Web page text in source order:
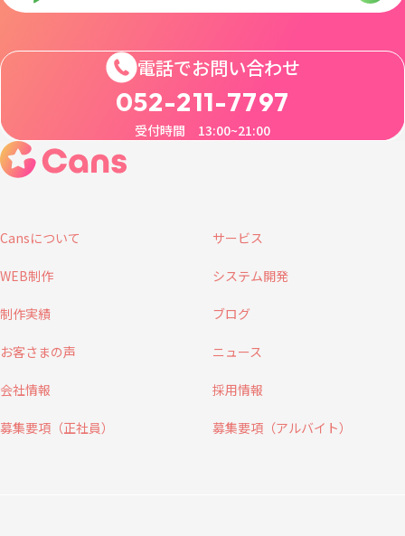
電話でお問い合わせ
052-211-7797
受付時間 13:00~21:00
Cansについて サービス
WEB制作 システム開発
制作実績 ブログ
お客さまの声 ニュース
会社情報 採用情報
募集要項（正社員） 募集要項（アルバイト）